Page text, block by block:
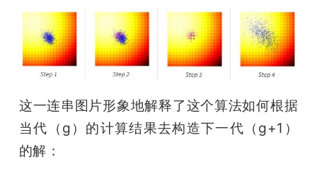
这一连串图片形象地解释了这个算法如何根据
当代（g）的计算结果去构造下一代（g+1）
的解：